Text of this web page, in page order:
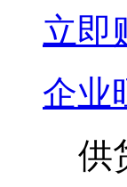
立即
企业
供